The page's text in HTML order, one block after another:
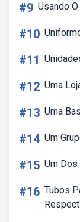
#9 Usando
#10
#11
#12 Uma
#13 Uma
#14 Um
#15 Um
#16 Tubos